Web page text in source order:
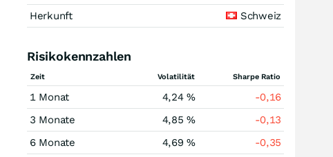
Herkunft
Schweiz
Risikokennzahlen
Zeit Volatilität Sharpe Ratio
1 Monat 4,24 %
-0,16
3 Monate
4,85 %
-0,13
6 Monate
4,69 %
-0,35